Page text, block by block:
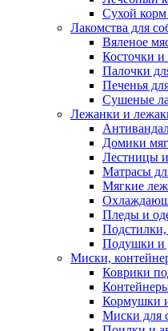
Сухой корм
Лакомства для
Вяленое
Косточки и
Палочки
Печенья
Сушеные
Лежанки и
Домики
Лестницы и
Матрасы
Мягкие
Пледы и
Подстилки,
Подушки и
Миски,
Коврики
Кормушки
Миски для